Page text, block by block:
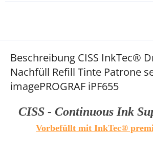
Beschreibung CISS InkTec®
Nachfüll Refill Tinte Patrone
imagePROGRAF iPF655
CISS - Continuous Ink
Vorbefüllt mit InkTec®